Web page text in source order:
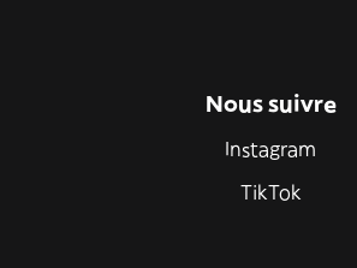
Nous suivre
Instagram
TikTok